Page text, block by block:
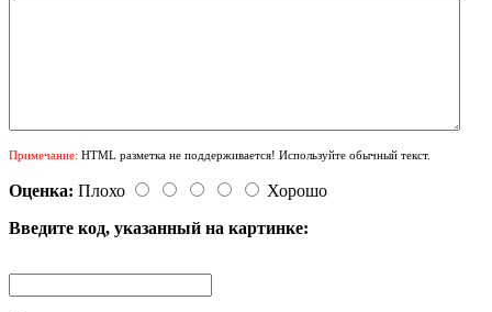
Примечание: HTML разметка не поддерживается! Используйте обычный текст.
Оценка: Плохо
Хорошо
Введите код, указанный на картинке: